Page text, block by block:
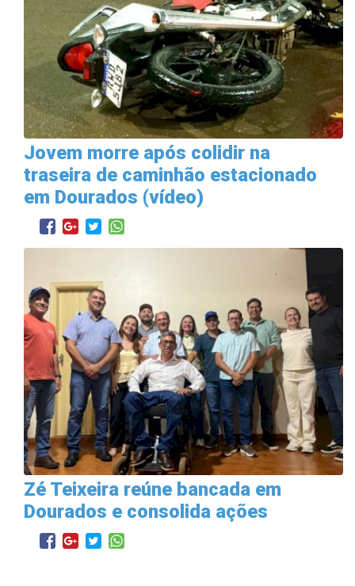
Jovem morre após colidir na
traseira de caminhão estacionado
em Dourados (vídeo)
Zé Teixeira reúne bancada em
Dourados e consolida ações